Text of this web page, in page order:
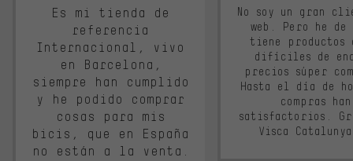
Es mi tienda de
referencia
Internacional, vivo
en Barcelona,
siempre han cumplido
y he podido comprar
cosas para mis
bicis, que en España
no están a la venta.
No soy un gran
web. Pero he
tiene productos
difíciles de
precios súper
Hasta el día de
compras
satisfactorios.
Visca